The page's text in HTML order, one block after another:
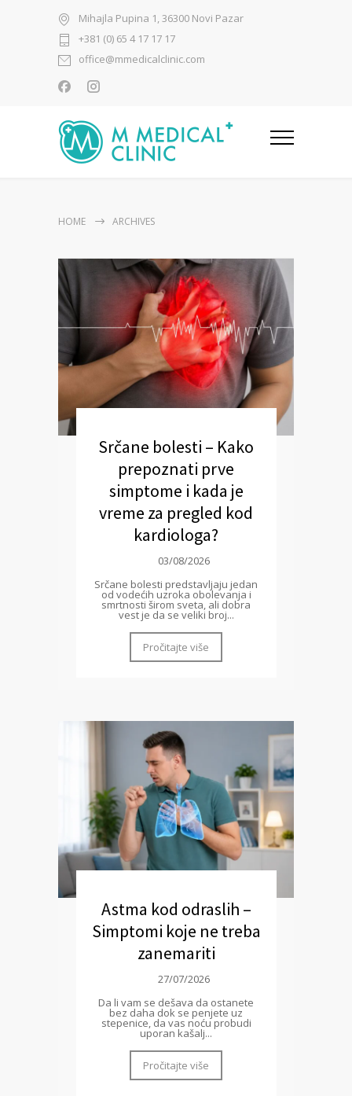
Mihajla Pupina 1, 36300 Novi Pazar
+381 (0) 65 4 17 17 17
office@mmedicalclinic.com
HOME ARCHIVES
Srčane bolesti – Kako
prepoznati prve
simptome i kada je
vreme za pregled kod
kardiologa?
03/08/2026
Srčane bolesti predstavljaju jedan
od vodećih uzroka obolevanja i
smrtnosti širom sveta, ali dobra
vest je da se veliki broj...
Pročitajte više
Astma kod odraslih –
Simptomi koje ne treba
zanemariti
27/07/2026
Da li vam se dešava da ostanete
bez daha dok se penjete uz
stepenice, da vas noću probudi
uporan kašalj...
Pročitajte više